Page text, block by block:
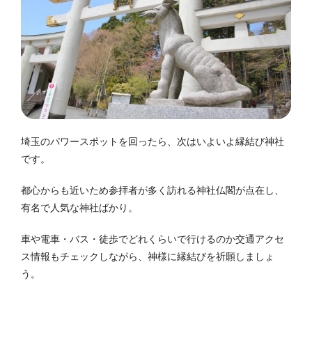
埼玉のパワースポットを回ったら、次はいよいよ縁結び神社
です。
都心からも近いため参拝者が多く訪れる神社仏閣が点在し、
有名で人気な神社ばかり。
車や電車・バス・徒歩でどれくらいで行けるのか交通アクセ
ス情報もチェックしながら、神様に縁結びを祈願しましょ
う。